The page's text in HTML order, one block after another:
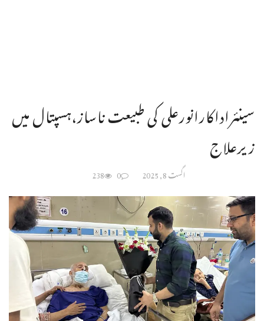
سینئراداکارانورعلی کی طبیعت ناساز،ہسپتال میں
زیرعلاج
اگست 8, 2025 0
238